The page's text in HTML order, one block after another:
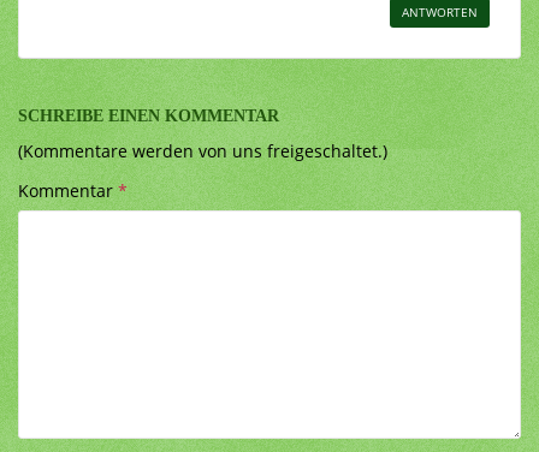
ANTWORTEN
SCHREIBE EINEN KOMMENTAR
(Kommentare werden von uns freigeschaltet.)
Kommentar*